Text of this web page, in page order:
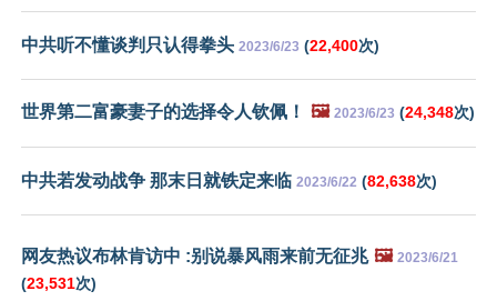
中共听不懂谈判只认得拳头 2023/6/23 (22,400次)
世界第二富豪妻子的选择令人钦佩！ 🖼️ 2023/6/23 (24,348次)
中共若发动战争 那末日就铁定来临 2023/6/22 (82,638次)
网友热议布林肯访中 :别说暴风雨来前无征兆 🖼️ 2023/6/21
(23,531次)